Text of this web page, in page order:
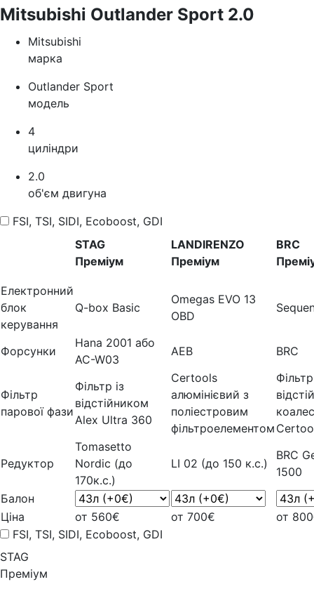
Mitsubishi Outlander Sport 2.0
Mitsubishi
марка
Outlander Sport
модель
4
циліндри
2.0
об'єм двигуна
FSI, TSI, SIDI, Ecoboost, GDI
STAG
Преміум
LANDIRENZO
Преміум
BRC
Електронний
блок
керування
Q-box Basic
Omegas EVO 13
OBD
Форсунки
Hana 2001 або
AC-W03
AEB BRC
Фільтр
парової фази
Фільтр із
відстійником
Alex Ultra 360
Certools
алюмінієвий з
поліестровим
фільтроелементом
Фільтр
Редуктор
Tomasetto
Nordic (до
170к.с.)
LI 02 (до 150 к.с.)
BRC
1500
Балон
Ціна
от 560€ от 700€
от
FSI, TSI, SIDI, Ecoboost, GDI
STAG
Преміум